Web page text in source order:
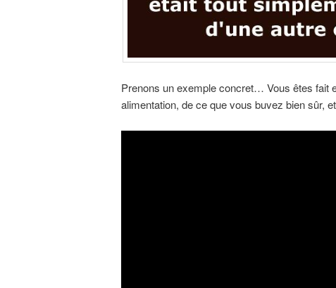
Prenons un exemple concret… Vous êtes fait
alimentation, de ce que vous buvez bien sûr,